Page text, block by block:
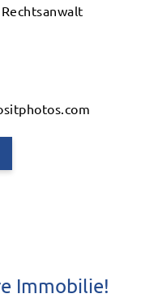
Immobilie!